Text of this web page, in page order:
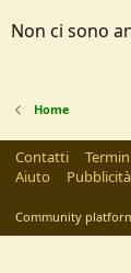
Non ci sono
Home
Contatti
Aiuto
Pubblicità
Community